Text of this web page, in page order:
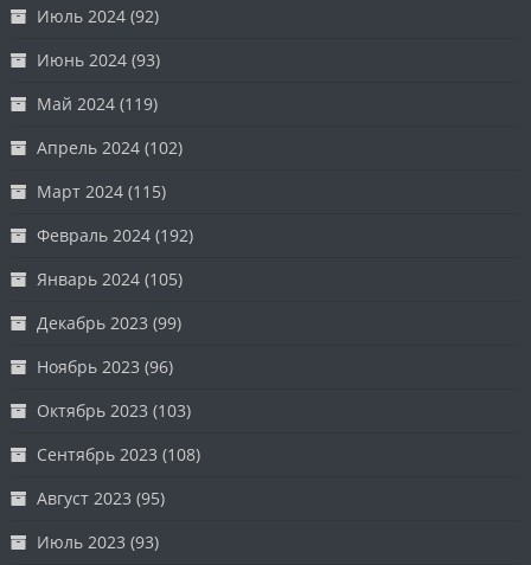
Июль 2024 (92)
Июнь 2024 (93)
Май 2024 (119)
Апрель 2024 (102)
Март 2024 (115)
Февраль 2024 (192)
Январь 2024 (105)
Декабрь 2023 (99)
Ноябрь 2023 (96)
Октябрь 2023 (103)
Сентябрь 2023 (108)
Август 2023 (95)
Июль 2023 (93)